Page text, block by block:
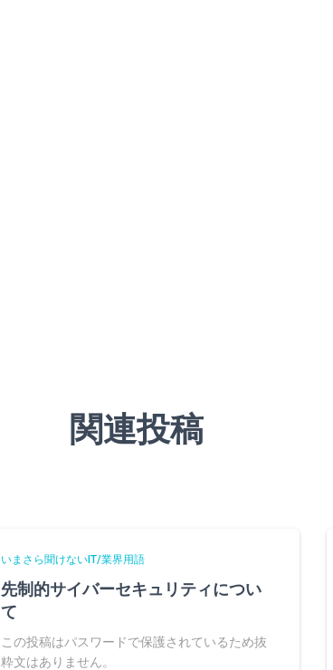
関連投稿
いまさら聞けないIT/業界用語
先制的サイバーセキュリティについ
て
この投稿はパスワードで保護されているため抜
粋文はありません。